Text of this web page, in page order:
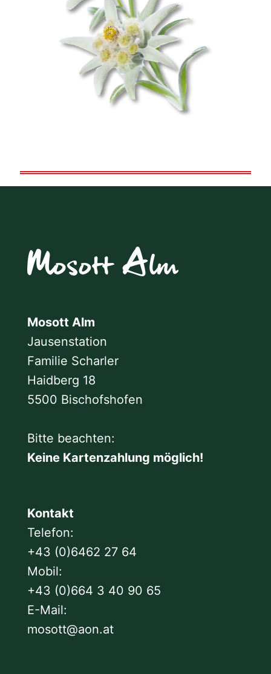
Mosott Alm
Jausenstation
Familie Scharler
Haidberg 18
5500 Bischofshofen
Bitte beachten:
Keine Kartenzahlung möglich!
Kontakt
Telefon:
+43 (0)6462 27 64
Mobil:
+43 (0)664 3 40 90 65
E-Mail:
mosott@aon.at